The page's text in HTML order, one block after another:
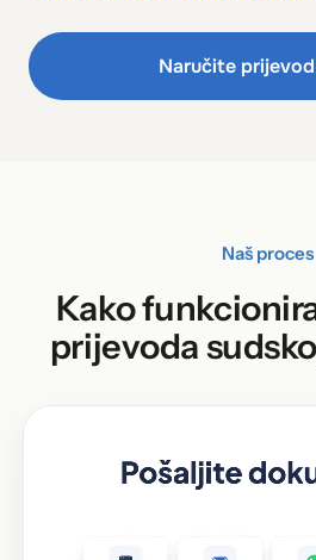
Naručite
Naš proces
Kako
prijevoda